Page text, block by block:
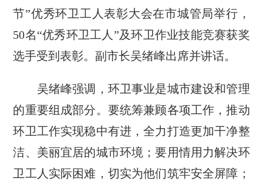
节”优秀环卫工人表彰大会在市城管局举行，
50名“优秀环卫工人”及环卫作业技能竞赛获奖
选手受到表彰。副市长吴绪峰出席并讲话。
吴绪峰强调，环卫事业是城市建设和管理
的重要组成部分。要统筹兼顾各项工作，推动
环卫工作实现稳中有进，全力打造更加干净整
洁、美丽宜居的城市环境；要用情用力解决环
卫工人实际困难，切实为他们筑牢安全屏障；